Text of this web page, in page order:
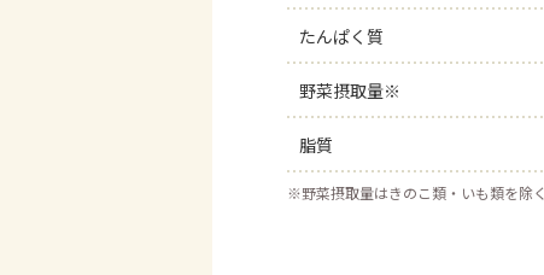
たんぱく質
野菜摂取量※
脂質
※野菜摂取量はきのこ類・いも類を除く